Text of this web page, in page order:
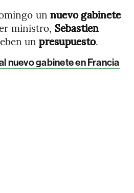
un nuevo gabinete
ministro, Sebastien
unpresupuesto.
nuevo gabinete en Francia